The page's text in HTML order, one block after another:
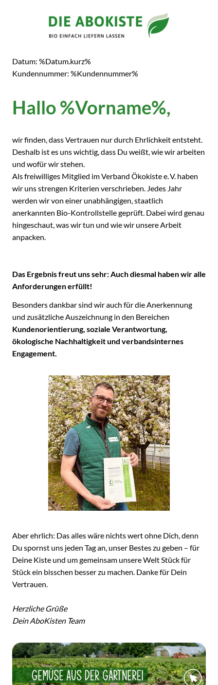
Datum: %Datum.kurz%
Kundennummer: %Kundennummer%
Hallo %Vorname%,
wir finden, dass Vertrauen nur durch Ehrlichkeit entsteht.
Deshalb ist es uns wichtig, dass Du weißt, wie wir arbeiten
und wofür wir stehen.
Als freiwilliges Mitglied im Verband Ökokiste e. V. haben
wir uns strengen Kriterien verschrieben. Jedes Jahr
werden wir von einer unabhängigen, staatlich
anerkannten Bio-Kontrollstelle geprüft. Dabei wird genau
hingeschaut, was wir tun und wie wir unsere Arbeit
anpacken.
Das Ergebnis freut uns sehr: Auch diesmal haben wir alle
Anforderungen erfüllt!
Besonders dankbar sind wir auch für die Anerkennung
und zusätzliche Auszeichnung in den Bereichen
Kundenorientierung, soziale Verantwortung,
ökologische Nachhaltigkeit und verbandsinternes
Engagement.
Aber ehrlich: Das alles wäre nichts wert ohne Dich, denn
Du spornst uns jeden Tag an, unser Bestes zu geben – für
Deine Kiste und um gemeinsam unsere Welt Stück für
Stück ein bisschen besser zu machen. Danke für Dein
Vertrauen.
Herzliche Grüße
Dein AboKisten Team